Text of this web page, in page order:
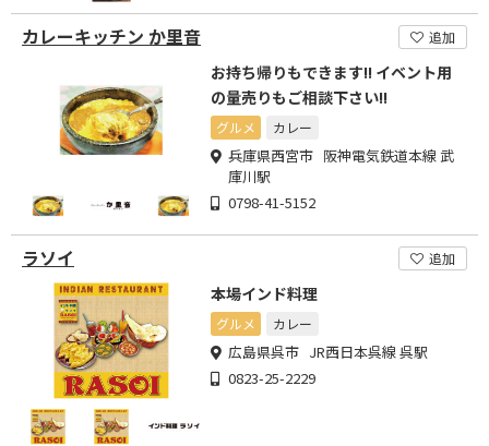
カレーキッチン か里音 追加
お持ち帰りもできます!! イベント用
の量売りもご相談下さい!!
グルメ カレー
兵庫県西宮市 阪神電気鉄道本線 武
庫川駅
0798-41-5152
ラソイ 追加
本場インド料理
グルメ カレー
広島県呉市 JR西日本呉線 呉駅
0823-25-2229